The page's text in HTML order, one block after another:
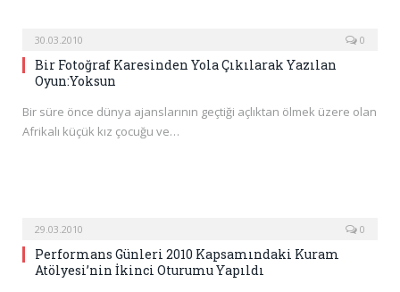
30.03.2010 0
Bir Fotoğraf Karesinden Yola Çıkılarak Yazılan
Oyun:Yoksun
Bir süre önce dünya ajanslarının geçtiği açlıktan ölmek üzere olan
Afrikalı küçük kız çocuğu ve…
29.03.2010 0
Performans Günleri 2010 Kapsamındaki Kuram
Atölyesi’nin İkinci Oturumu Yapıldı